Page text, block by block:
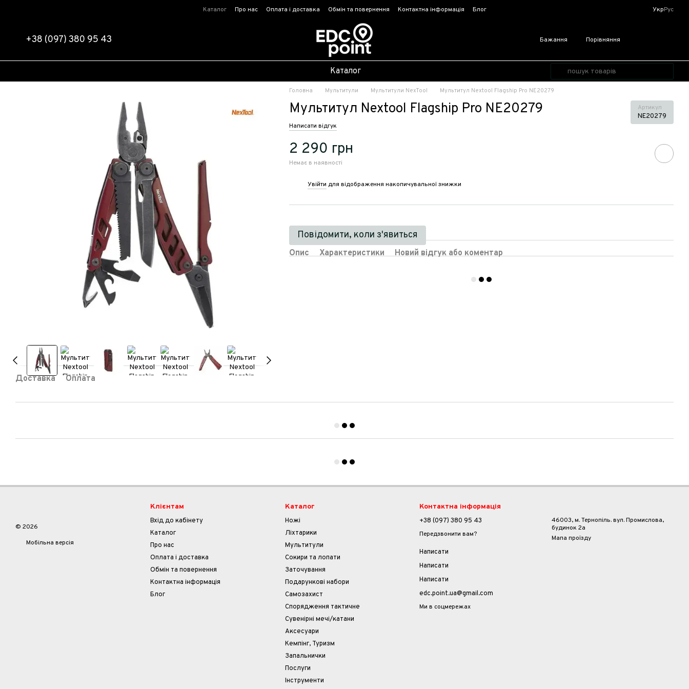
Каталог Про нас Оплата і доставка Обмін та повернення Контактна інформація Блог УкрРус
+38 (097) 380 95 43 Бажання Порівняння
Каталог
Доставка Оплата
Головна Мультитули Мультитули NexTool Мультитул Nextool Flagship Pro NE20279
Мультитул Nextool Flagship Pro NE20279
Артикул
NE20279
Написати відгук
2 290 грн
Немає в наявності
Увійти для відображення накопичувальної знижки
Повідомити, коли з'явиться
Опис Характеристики Новий відгук або коментар
© 2026
Мобільна версія
Клієнтам
Вхід до кабінету
Каталог
Про нас
Оплата і доставка
Обмін та повернення
Контактна інформація
Блог
Каталог
Ножі
Ліхтарики
Мультитули
Cокири та лопати
Заточування
Подарункові набори
Самозахист
Спорядження тактичне
Сувенірні мечі/катани
Аксесуари
Кемпінг, Туризм
Запальнички
Послуги
Інструменти
Контактна інформація
+38 (097) 380 95 43
Передзвонити вам?
Написати
Написати
Написати
edc.point.ua@gmail.com
46003, м. Тернопіль. вул. Промислова,
будинок 2а
Мапа проїзду
Ми в соцмережах